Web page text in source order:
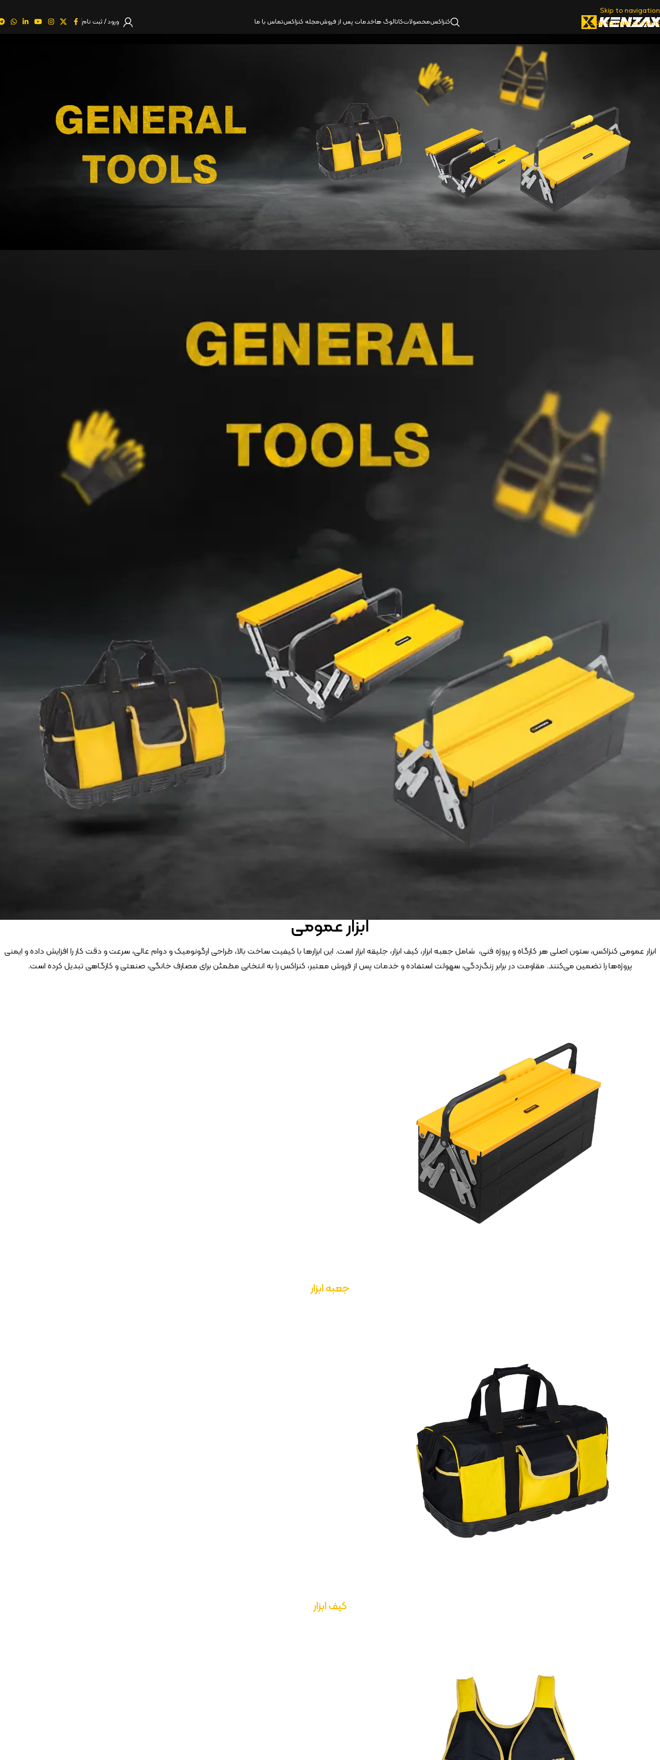
Skip to navigation
Skip to main content
کنزاکسمحصولاتکاتالوگ‌ هاخدمات پس از فروشمجله کنزاکستماس با ما ورود / ثبت نام
ابزار عمومی
ابزار عمومی کنزاکس، ستون اصلی هر کارگاه و پروژه فنی، شامل جعبه ابزار، کیف ابزار، جلیقه ابزار است. این ابزارها با کیفیت ساخت بالا، طراحی ارگونومیک و دوام عالی، سرعت و دقت کار را افزایش داده و ایمنی
پروژه‌ها را تضمین می‌کنند. مقاومت در برابر زنگ‌زدگی، سهولت استفاده و خدمات پس از فروش معتبر، کنزاکس را به انتخابی مطمئن برای مصارف خانگی، صنعتی و کارگاهی تبدیل کرده است.
جعبه ابزار
کیف ابزار